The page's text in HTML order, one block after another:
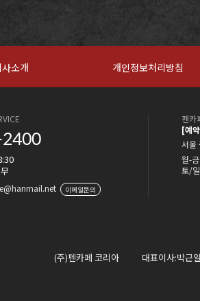
소개 개인정보처리방침
이메일문의
펜카
[예
서울
월-
토/
(주)펜카페 코리아 대표이사:박근